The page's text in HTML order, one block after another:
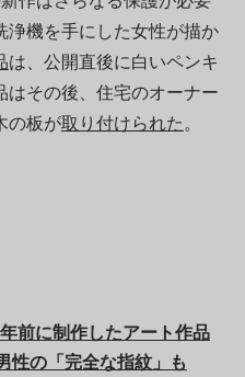
浄機を手にした女性が描か
は、公開直後に白いペンキ
その後、住宅のオーナー
の板が取り付けられた。
前に制作したアート作品
性の「完全な指紋」も